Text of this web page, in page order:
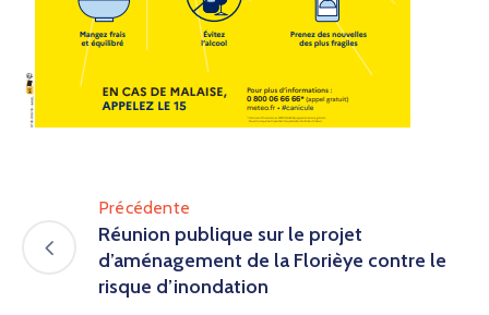
Précédente
Réunion publique sur le projet
d’aménagement de la Florièye contre le
risque d’inondation